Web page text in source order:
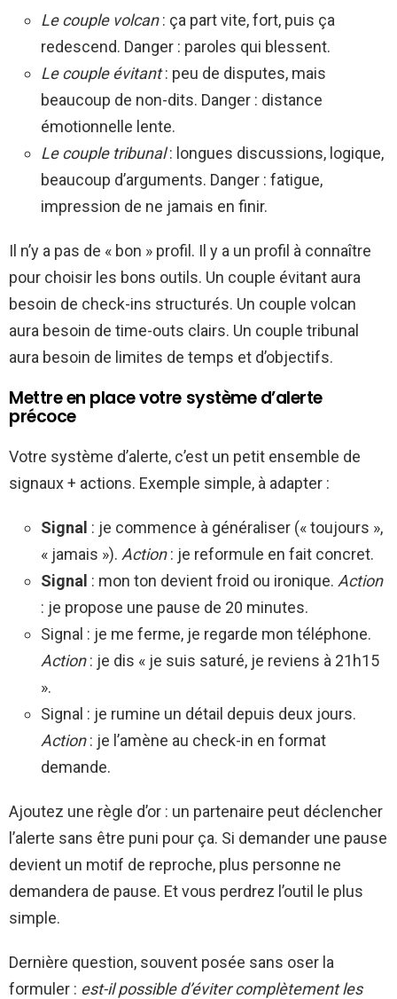
Le couple volcan: ça part vite, fort, puis ça
redescend. Danger : paroles qui blessent.
Le couple évitant: peu de disputes, mais
beaucoup de non-dits. Danger : distance
émotionnelle lente.
Le couple tribunal: longues discussions, logique,
beaucoup d’arguments. Danger : fatigue,
impression de ne jamais en finir.
Il n’y a pas de « bon » profil. Il y a un profil à connaître
pour choisir les bons outils. Un couple évitant aura
besoin de check-ins structurés. Un couple volcan
aura besoin de time-outs clairs. Un couple tribunal
aura besoin de limites de temps et d’objectifs.
Mettre en place votre système d’alerte
précoce
Votre système d’alerte, c’est un petit ensemble de
signaux + actions. Exemple simple, à adapter :
Signal : je commence à généraliser (« toujours »,
« jamais »). Action: je reformule en fait concret.
Signal : mon ton devient froid ou ironique. Action
: je propose une pause de 20 minutes.
Signal : je me ferme, je regarde mon téléphone.
Action: je dis « je suis saturé, je reviens à 21h15
».
Signal : je rumine un détail depuis deux jours.
Action: je l’amène au check-in en format
demande.
Ajoutez une règle d’or : un partenaire peut déclencher
l’alerte sans être puni pour ça. Si demander une pause
devient un motif de reproche, plus personne ne
demandera de pause. Et vous perdrez l’outil le plus
simple.
Dernière question, souvent posée sans oser la
formuler : est-il possible d’éviter complètement les